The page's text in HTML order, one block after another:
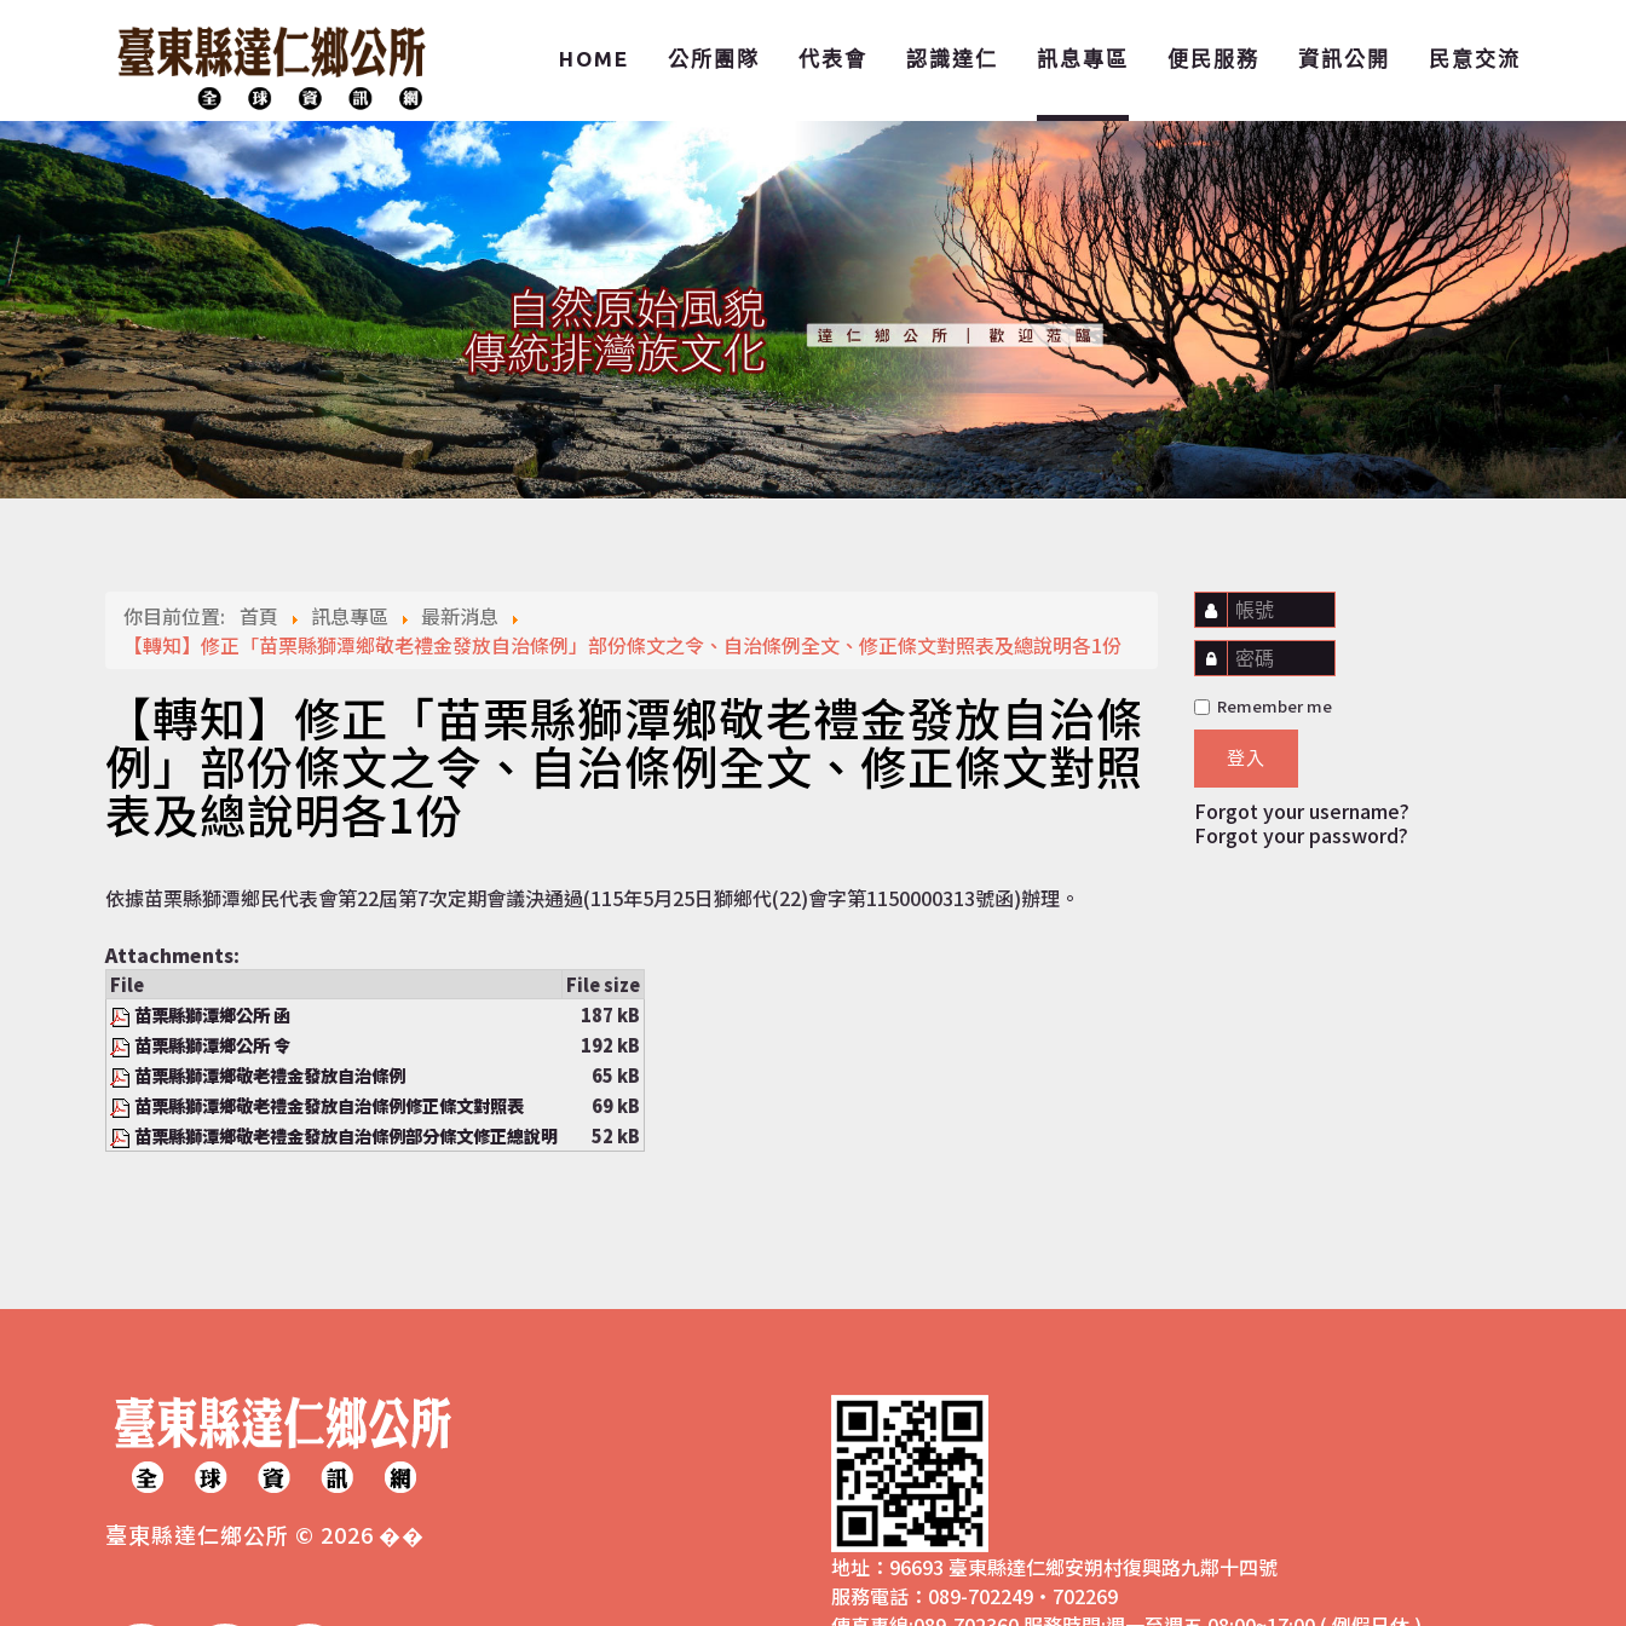
HOME 公所團隊 代表會 認識達仁 訊息專區 便民服務 資訊公開 民意交流
你目前位置: 首頁 訊息專區
最新消息
【轉知】修正「苗栗縣獅潭鄉敬老禮金發放自治條例」部份條文之令、自治條例全文、修正條文對照表及總說明各1份
【轉知】修正「苗栗縣獅潭鄉敬老禮金發放自治條
例」部份條文之令、自治條例全文、修正條文對照
表及總說明各1份
依據苗栗縣獅潭鄉民代表會第22屆第7次定期會議決通過(115年5月25日獅鄉代(22)會字第1150000313號函)辦理。
Attachments:
File
File size
苗栗縣獅潭鄉公所 函
187 kB
苗栗縣獅潭鄉公所 令
192 kB
苗栗縣獅潭鄉敬老禮金發放自治條例
65 kB
苗栗縣獅潭鄉敬老禮金發放自治條例修正條文對照表
69 kB
苗栗縣獅潭鄉敬老禮金發放自治條例部分條文修正總說明
52 kB
帳號
密碼
Remember me
登入
Forgot your username?
Forgot your password?
臺東縣達仁鄉公所 © 2026
地址：96693 臺東縣達仁鄉安朔村復興路九鄰十四號
服務電話：089-702249‧702269